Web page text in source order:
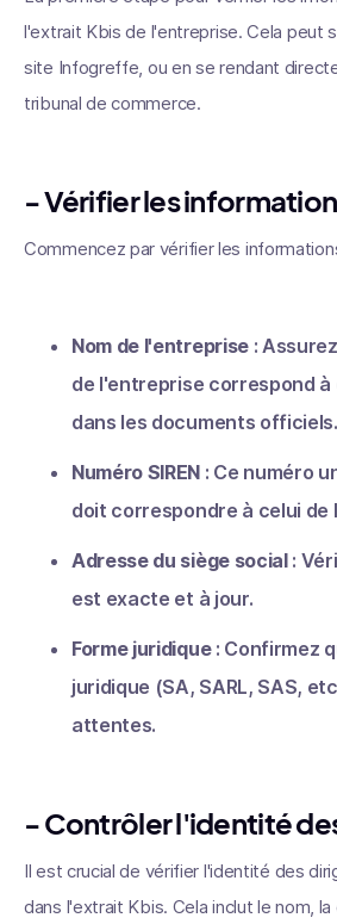
l'extrait Kbis de l'entreprise. Cela peut
site Infogreffe, ou en se rendant
tribunal de commerce.
- Vérifier les
Commencez par vérifier les
Nom de l'entreprise:
de l'entreprise correspond à
dans les documents officiels.
Numéro SIREN : Ce numéro
doit correspondre à celui de
Adresse du siège social:
est exacte et à jour.
Forme juridique: Confirmez
juridique (SA, SARL, SAS,
attentes.
- Contrôler l'identité
Il est crucial de vérifier l'identité des
dans l'extrait Kbis. Cela inclut le nom,